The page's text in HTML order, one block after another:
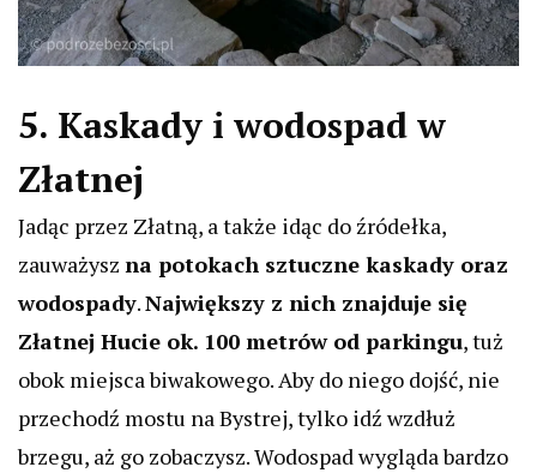
5. Kaskady i wodospad w
Złatnej
Jadąc przez Złatną, a także idąc do źródełka,
zauważysz na potokach sztuczne kaskady oraz
wodospady.Największy z nich znajduje się
Złatnej Hucie ok. 100 metrów od parkingu, tuż
obok miejsca biwakowego. Aby do niego dojść, nie
przechodź mostu na Bystrej, tylko idź wzdłuż
brzegu, aż go zobaczysz. Wodospad wygląda bardzo